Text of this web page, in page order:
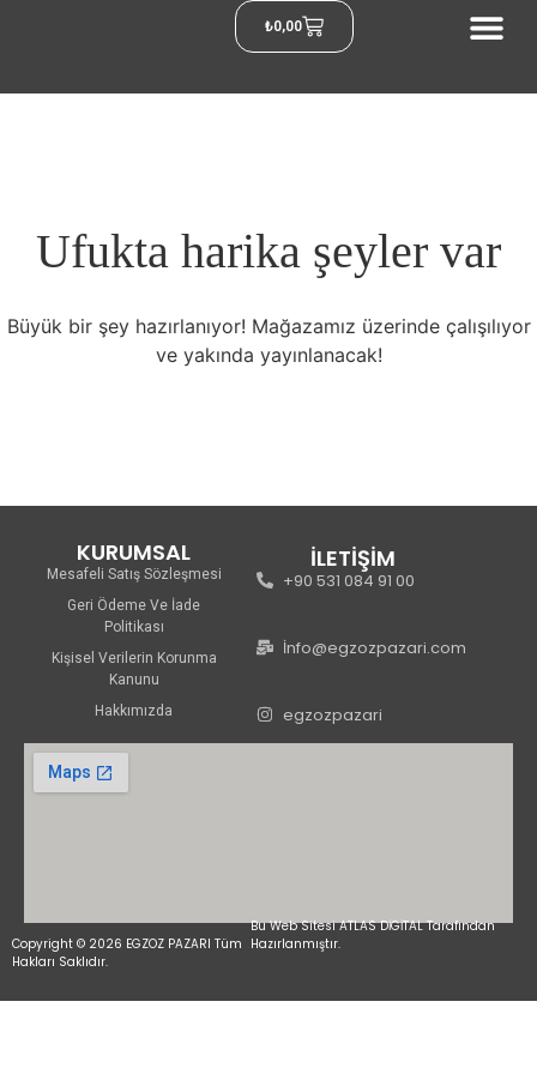
₺0,00
Ufukta harika şeyler var
Büyük bir şey hazırlanıyor! Mağazamız üzerinde çalışılıyor
ve yakında yayınlanacak!
KURUMSAL
Mesafeli Satış Sözleşmesi
Geri Ödeme Ve İade
Politikası
Kişisel Verilerin Korunma
Kanunu
Hakkımızda
İLETİŞİM
+90 531 084 91 00
İnfo@egzozpazari.com
egzozpazari
Copyright © 2026 EGZOZ PAZARI Tüm
Hakları Saklıdır.
Bu Web Sitesi ATLAS DİGİTAL Tarafından
Hazırlanmıştır.